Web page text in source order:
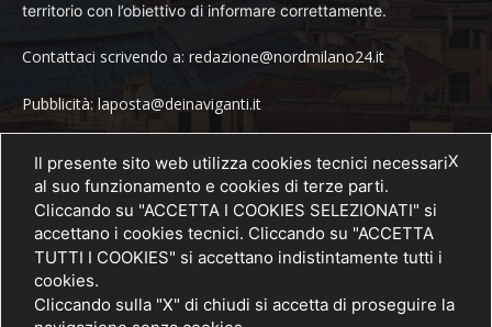
territorio con l’obiettivo di informare correttamente.
Contattaci scrivendo a: redazione@nordmilano24.it
Pubblicità: laposta@deinaviganti.it
Tel. 389 1492573
SEGUICI
X
Il presente sito web utilizza cookies tecnici necessari
al suo funzionamento e cookies di terze parti.
Cliccando su "ACCETTA I COOKIES SELEZIONATI" si
accettano i cookies tecnici. Cliccando su "ACCETTA
TUTTI I COOKIES" si accettano indistintamente tutti i
cookies.
Cliccando sulla "X" di chiudi si accetta di proseguire la